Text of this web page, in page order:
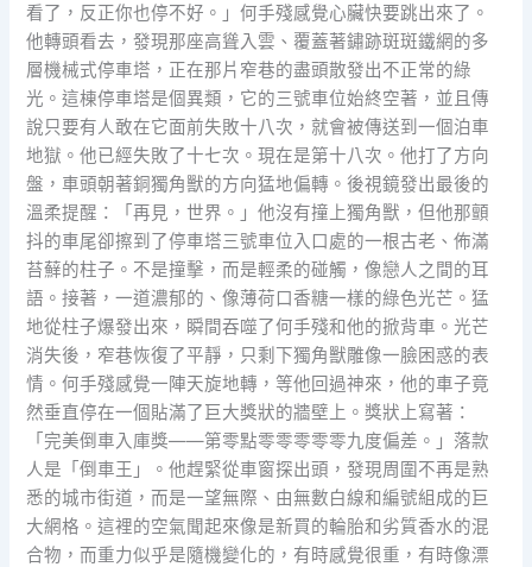
看了，反正你也停不好。」何手殘感覺心臟快要跳出來了。
他轉頭看去，發現那座高聳入雲、覆蓋著鏽跡斑斑鐵網的多
層機械式停車塔，正在那片窄巷的盡頭散發出不正常的綠
光。這棟停車塔是個異類，它的三號車位始終空著，並且傳
說只要有人敢在它面前失敗十八次，就會被傳送到一個泊車
地獄。他已經失敗了十七次。現在是第十八次。他打了方向
盤，車頭朝著銅獨角獸的方向猛地偏轉。後視鏡發出最後的
溫柔提醒：「再見，世界。」他沒有撞上獨角獸，但他那顫
抖的車尾卻擦到了停車塔三號車位入口處的一根古老、佈滿
苔蘚的柱子。不是撞擊，而是輕柔的碰觸，像戀人之間的耳
語。接著，一道濃郁的、像薄荷口香糖一樣的綠色光芒。猛
地從柱子爆發出來，瞬間吞噬了何手殘和他的掀背車。光芒
消失後，窄巷恢復了平靜，只剩下獨角獸雕像一臉困惑的表
情。何手殘感覺一陣天旋地轉，等他回過神來，他的車子竟
然垂直停在一個貼滿了巨大獎狀的牆壁上。獎狀上寫著：
「完美倒車入庫獎——第零點零零零零零九度偏差。」落款
人是「倒車王」。他趕緊從車窗探出頭，發現周圍不再是熟
悉的城市街道，而是一望無際、由無數白線和編號組成的巨
大網格。這裡的空氣聞起來像是新買的輪胎和劣質香水的混
合物，而重力似乎是隨機變化的，有時感覺很重，有時像漂